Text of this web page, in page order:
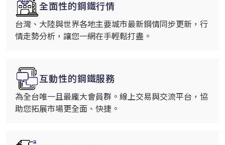
全面性的鋼鐵行情
台灣、大陸與世界各地主要城市最新鋼情同步更新，行
情走勢分析，讓您一網在手輕鬆打盡。
互動性的鋼鐵服務
為全台唯一且最龐大會員群。線上交易與交流平台，協
助您拓展市場更全面、快捷。